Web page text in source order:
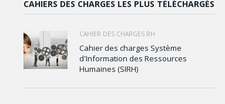
CAHIERS DES CHARGES LES PLUS TÉLÉCHARGÉS
CAHIER DES CHARGES RH
Cahier des charges Système
d'Information des Ressources
Humaines (SIRH)